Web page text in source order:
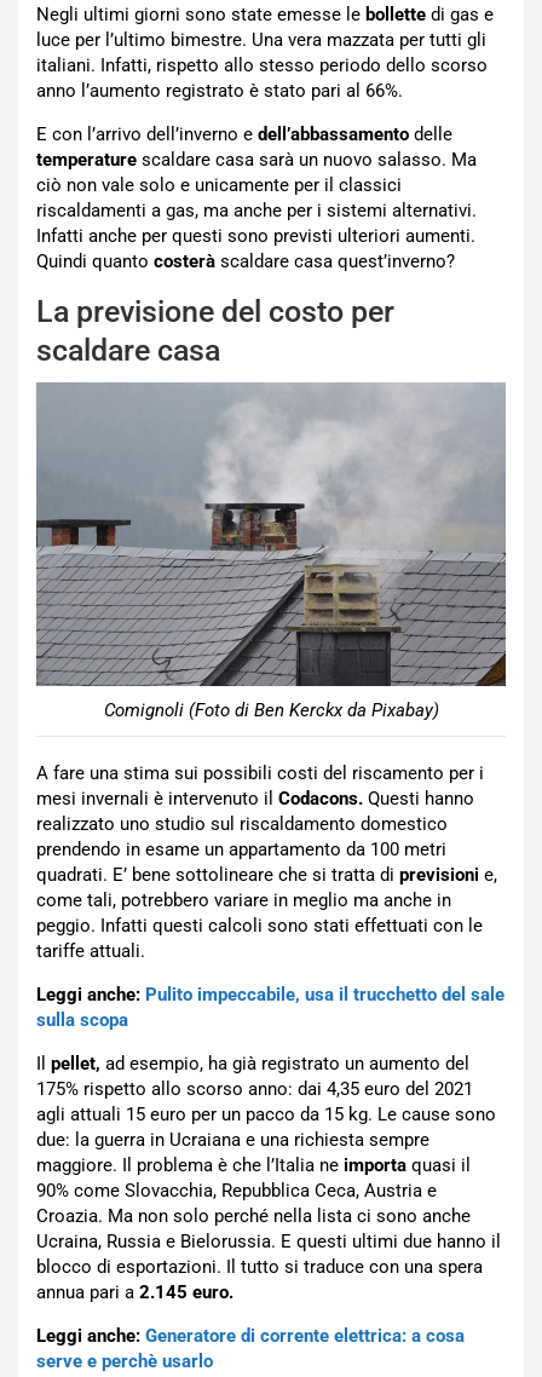
Negli ultimi giorni sono state emesse le bollette di gas e
luce per l’ultimo bimestre. Una vera mazzata per tutti gli
italiani. Infatti, rispetto allo stesso periodo dello scorso
anno l’aumento registrato è stato pari al 66%.
E con l’arrivo dell’inverno e dell’abbassamento delle
temperature scaldare casa sarà un nuovo salasso. Ma
ciò non vale solo e unicamente per il classici
riscaldamenti a gas, ma anche per i sistemi alternativi.
Infatti anche per questi sono previsti ulteriori aumenti.
Quindi quanto costerà scaldare casa quest’inverno?
La previsione del costo per
scaldare casa
Comignoli (Foto di Ben Kerckx da Pixabay)
A fare una stima sui possibili costi del riscamento per i
mesi invernali è intervenuto il Codacons. Questi hanno
realizzato uno studio sul riscaldamento domestico
prendendo in esame un appartamento da 100 metri
quadrati. E’ bene sottolineare che si tratta di previsioni e,
come tali, potrebbero variare in meglio ma anche in
peggio. Infatti questi calcoli sono stati effettuati con le
tariffe attuali.
Leggi anche: Pulito impeccabile, usa il trucchetto del sale
sulla scopa
pellet, ad esempio, ha già registrato un aumento del
175% rispetto allo scorso anno: dai 4,35 euro del 2021
agli attuali 15 euro per un pacco da 15 kg. Le cause sono
due: la guerra in Ucraiana e una richiesta sempre
maggiore. Il problema è che l’Italia ne importa quasi il
90% come Slovacchia, Repubblica Ceca, Austria e
Croazia. Ma non solo perché nella lista ci sono anche
Ucraina, Russia e Bielorussia. E questi ultimi due hanno il
blocco di esportazioni. Il tutto si traduce con una spera
annua pari a 2.145 euro.
Leggi anche: Generatore di corrente elettrica: a cosa
serve e perchè usarlo